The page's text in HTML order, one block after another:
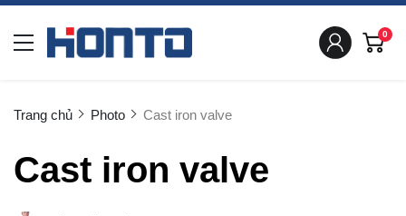
0
Trang chủ Photo Cast iron valve
Cast iron valve